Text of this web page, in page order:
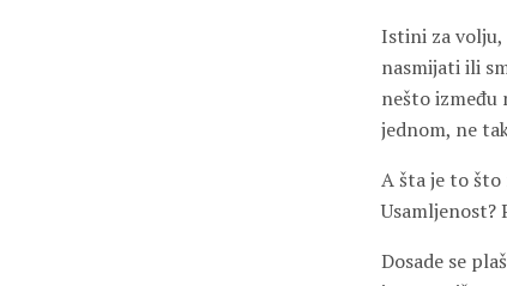
Istini za volju,
nasmijati ili
nešto između
jednom, ne
A šta je to što
Usamljenost?
Dosade se